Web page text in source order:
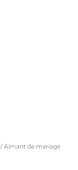
/ Aimant de mariage